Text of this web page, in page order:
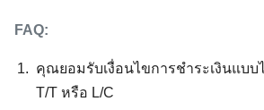
FAQ:
คุณยอมรับเงื่อนไขการชําระเงินแบบ
T/T หรือ L/C